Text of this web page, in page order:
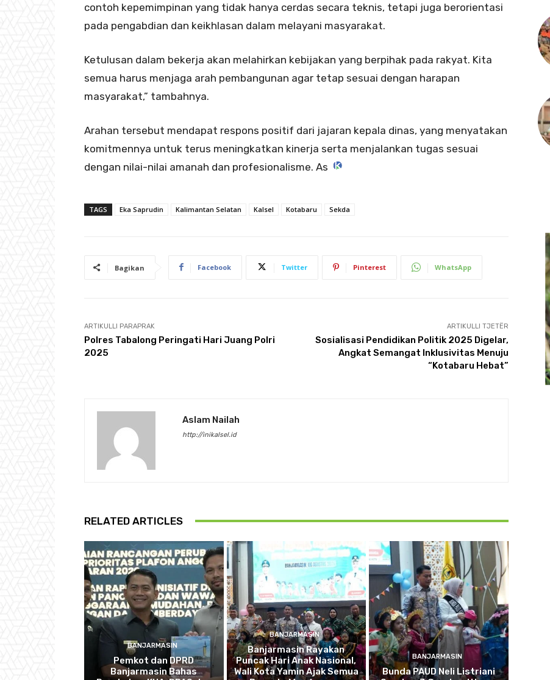
contoh kepemimpinan yang tidak hanya cerdas secara teknis, tetapi juga berorientasi
pada pengabdian dan keikhlasan dalam melayani masyarakat.
Ketulusan dalam bekerja akan melahirkan kebijakan yang berpihak pada rakyat. Kita
semua harus menjaga arah pembangunan agar tetap sesuai dengan harapan
masyarakat,” tambahnya.
Arahan tersebut mendapat respons positif dari jajaran kepala dinas, yang menyatakan
komitmennya untuk terus meningkatkan kinerja serta menjalankan tugas sesuai
dengan nilai-nilai amanah dan profesionalisme. As
TAGS Eka Saprudin Kalimantan Selatan Kalsel Kotabaru Sekda
Bagikan Facebook Twitter Pinterest WhatsApp
ARTIKULLI PARAPRAK
Polres Tabalong Peringati Hari Juang Polri
2025
ARTIKULLI TJETËR
Sosialisasi Pendidikan Politik 2025 Digelar,
Angkat Semangat Inklusivitas Menuju
“Kotabaru Hebat”
Aslam Nailah
http://inikalsel.id
RELATED ARTICLES
BANJARMASIN
Pemkot dan DPRD
Banjarmasin Bahas
BANJARMASIN
Banjarmasin Rayakan
Puncak Hari Anak Nasional,
Wali Kota Yamin Ajak Semua
BANJARMASIN
Bunda PAUD Neli Listriani